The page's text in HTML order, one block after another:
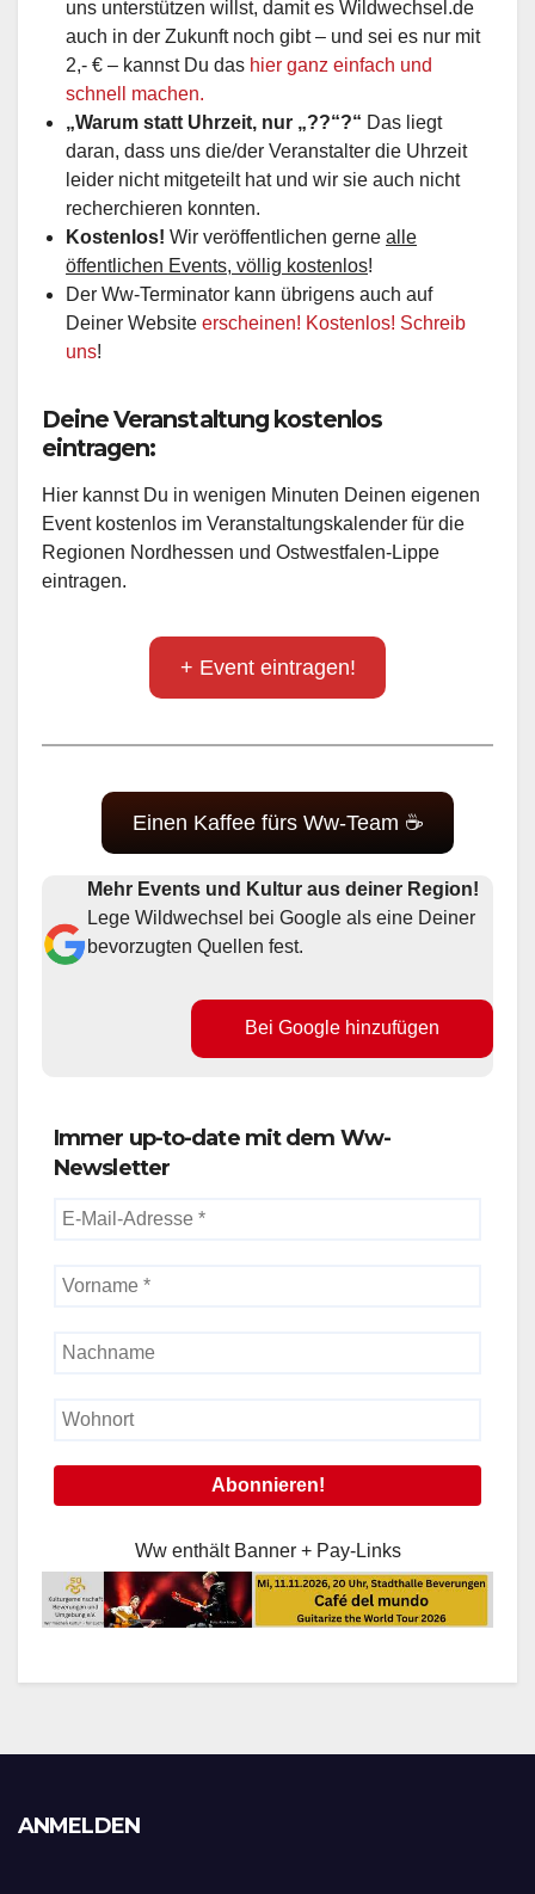
uns unterstützen willst, damit es Wildwechsel.de
auch in der Zukunft noch gibt – und sei es nur mit
2,- € – kannst Du das hier ganz einfach und
schnell machen.
„Warum statt Uhrzeit, nur „??“?“ Das liegt
daran, dass uns die/der Veranstalter die Uhrzeit
leider nicht mitgeteilt hat und wir sie auch nicht
recherchieren konnten.
Kostenlos! Wir veröffentlichen gerne alle
öffentlichen Events, völlig kostenlos!
Der Ww-Terminator kann übrigens auch auf
Deiner Website erscheinen! Kostenlos! Schreib
uns!
Deine Veranstaltung kostenlos
eintragen:
Hier kannst Du in wenigen Minuten Deinen eigenen
Event kostenlos im Veranstaltungskalender für die
Regionen Nordhessen und Ostwestfalen-Lippe
eintragen.
+ Event eintragen!
Einen Kaffee fürs Ww-Team ☕
Mehr Events und Kultur aus deiner Region!
Lege Wildwechsel bei Google als eine Deiner
bevorzugten Quellen fest.
Bei Google hinzufügen
Immer up-to-date mit dem Ww-
Newsletter
Ww enthält Banner + Pay-Links
ANMELDEN